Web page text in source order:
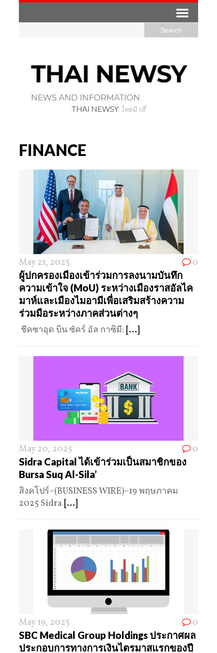
THAI NEWSY ไทยนิวสี่
FINANCE
May 21, 2025 0
ผู้ปกครองเมืองเข้าร่วมการลงนามบันทึก
ความเข้าใจ (MoU) ระหว่างเมืองราสอัลไค
มาห์และเมืองไมอามีเพื่อเสริมสร้างความ
ร่วมมือระหว่างภาคส่วนต่างๆ
ชีคซาอุด บิน ซัคร์ อัล กาซิมี: [...]
May 20, 2025 0
Sidra Capital ได้เข้าร่วมเป็นสมาชิกของ
Bursa Suq Al-Sila’
สิงคโปร์–(BUSINESS WIRE)–19 พฤษภาคม
2025 Sidra [...]
May 19, 2025 0
SBC Medical Group Holdings ประกาศผล
ประกอบการทางการเงินไตรมาสแรกของปี